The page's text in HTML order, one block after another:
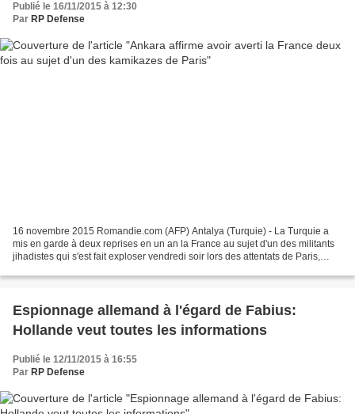
Publié le 16/11/2015 à 12:30
Par RP Defense
16 novembre 2015 Romandie.com (AFP) Antalya (Turquie) - La Turquie a
mis en garde à deux reprises en un an la France au sujet d'un des militants
jihadistes qui s'est fait exploser vendredi soir lors des attentats de Paris,
Espionnage allemand à l'égard de Fabius:
Hollande veut toutes les informations
Publié le 12/11/2015 à 16:55
Par RP Defense